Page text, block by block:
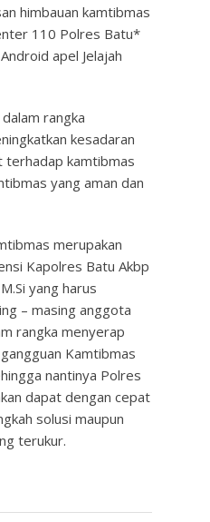
himbauan kamtibmas
110 Polres Batu*
apel Jelajah
rangka
kesadaran
terhadap kamtibmas
yang aman dan
merupakan
Kapolres Batu Akbp
yang harus
– masing anggota
rangka menyerap
Kamtibmas
nantinya Polres
dapat dengan cepat
solusi maupun
terukur.